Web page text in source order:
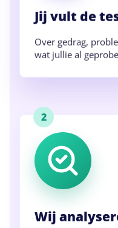
Jij vult de
Over gedrag,
2
Wij